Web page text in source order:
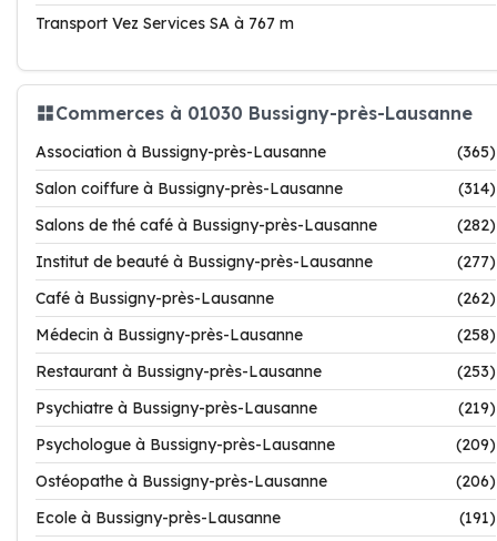
Transport Vez Services SA à 767 m
Commerces à 01030 Bussigny-près-Lausanne
Association à Bussigny-près-Lausanne
(365)
Salon coiffure à Bussigny-près-Lausanne
(314)
Salons de thé café à Bussigny-près-Lausanne
(282)
Institut de beauté à Bussigny-près-Lausanne
(277)
Café à Bussigny-près-Lausanne
(262)
Médecin à Bussigny-près-Lausanne
(258)
Restaurant à Bussigny-près-Lausanne
(253)
Psychiatre à Bussigny-près-Lausanne
(219)
Psychologue à Bussigny-près-Lausanne
(209)
Ostéopathe à Bussigny-près-Lausanne
(206)
Ecole à Bussigny-près-Lausanne
(191)